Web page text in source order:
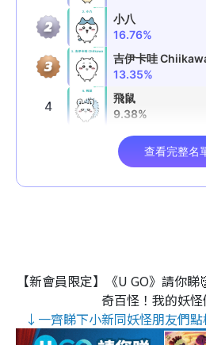
【新會員限定】《U GO》請你
奇百怪！我的妖怪
↓一齊睇下小新同妖怪朋友們